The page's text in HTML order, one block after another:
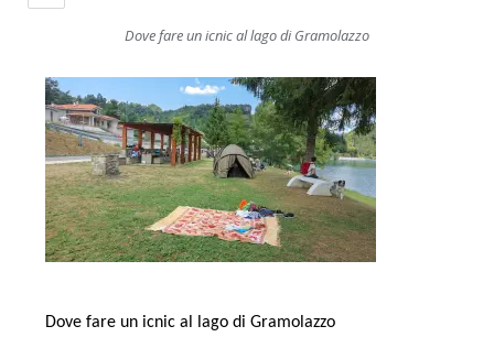
Dove fare un icnic al lago di Gramolazzo
Dove fare un icnic al lago di Gramolazzo